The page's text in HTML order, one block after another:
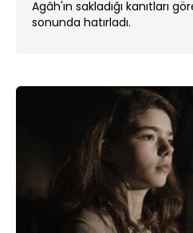
Agâh'ın sakladığı kanıtları
sonunda hatırladı.